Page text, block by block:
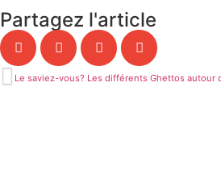
Partagez l'article
Le saviez-vous? Les différents Ghettos autour